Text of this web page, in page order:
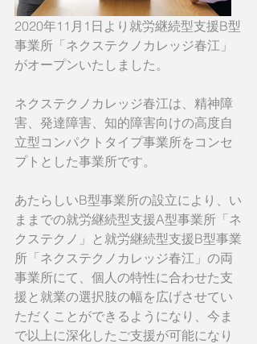
2020年11月1日より就労継続型支援B型
事業所「ネクステクノカレッジ春江」
がオープンいたしました。
ネクステクノカレッジ春江は、精神障
害、発達障害、知的障害向けの高度自
立型コンパクトタイプ事業所をコンセ
プトとした事業所です。
あたらしいB型事業所の設立により、い
ままでの就労継続型支援A型事業所「ネ
クステクノ」と就労継続型支援B型事業
所「ネクステクノカレッジ春江」の両
事業所にて、個人の特性に合わせた支
援と就業の選択肢の幅を広げさせてい
ただくことができるようになり、今ま
で以上に深化したご支援が可能になり